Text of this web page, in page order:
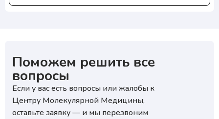
Поможем решить все
вопросы
Если у вас есть вопросы или жалобы к
Центру Молекулярной Медицины,
оставьте заявку — и мы перезвоним